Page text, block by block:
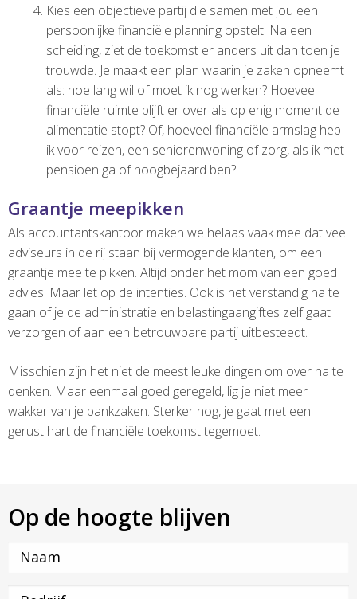
Kies een objectieve partij die samen met jou een
persoonlijke financiële planning opstelt. Na een
scheiding, ziet de toekomst er anders uit dan toen je
trouwde. Je maakt een plan waarin je zaken opneemt
als: hoe lang wil of moet ik nog werken? Hoeveel
financiële ruimte blijft er over als op enig moment de
alimentatie stopt? Of, hoeveel financiële armslag heb
ik voor reizen, een seniorenwoning of zorg, als ik met
pensioen ga of hoogbejaard ben?
Graantje meepikken
Als accountantskantoor maken we helaas vaak mee dat veel
adviseurs in de rij staan bij vermogende klanten, om een
graantje mee te pikken. Altijd onder het mom van een goed
advies. Maar let op de intenties. Ook is het verstandig na te
gaan of je de administratie en belastingaangiftes zelf gaat
verzorgen of aan een betrouwbare partij uitbesteedt.
Misschien zijn het niet de meest leuke dingen om over na te
denken. Maar eenmaal goed geregeld, lig je niet meer
wakker van je bankzaken. Sterker nog, je gaat met een
gerust hart de financiële toekomst tegemoet.
Op de hoogte blijven